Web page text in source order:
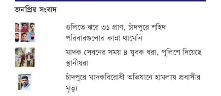
জনপ্রিয় সংবাদ
গুলিতে ঝরে ৩১ প্রাণ, চাঁদপুরে শহিদ
পরিবারগুলোর কান্না থামেনি
মাদক সেবনের সময় ৪ যুবক ধরা, পুলিশে দিয়েছে
স্থানীয়রা
চাঁদপুরে মাদকবিরোধী অভিযানে হামলায় প্রবাসীর
মৃত্যু